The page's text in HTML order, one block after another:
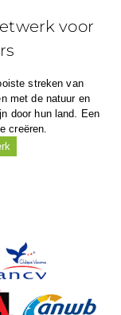
voor
streken van
met de natuur en
door hun land. Een
creëren.